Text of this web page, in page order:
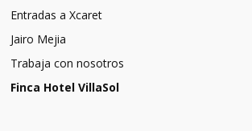
Entradas a Xcaret
Jairo Mejia
Trabaja con nosotros
Finca Hotel VillaSol